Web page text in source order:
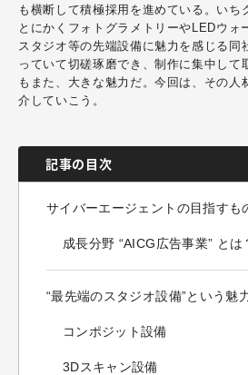
も横断して積極採用を進めている。 いち
とにかく フォトグラメトリーやLEDウォ
スタジオ等の先端設備に魅力を感じる同
っていて切磋琢磨でき、制作に集中して
もまた、大きな魅力だ。今回は、その人
介していこう。
記事の目次
サイバーエージェントの目指すも
成長分野 “AICG広告事業” とは
“最先端のスタジオ設備”という魅
コンポジット設備
3Dスキャン設備